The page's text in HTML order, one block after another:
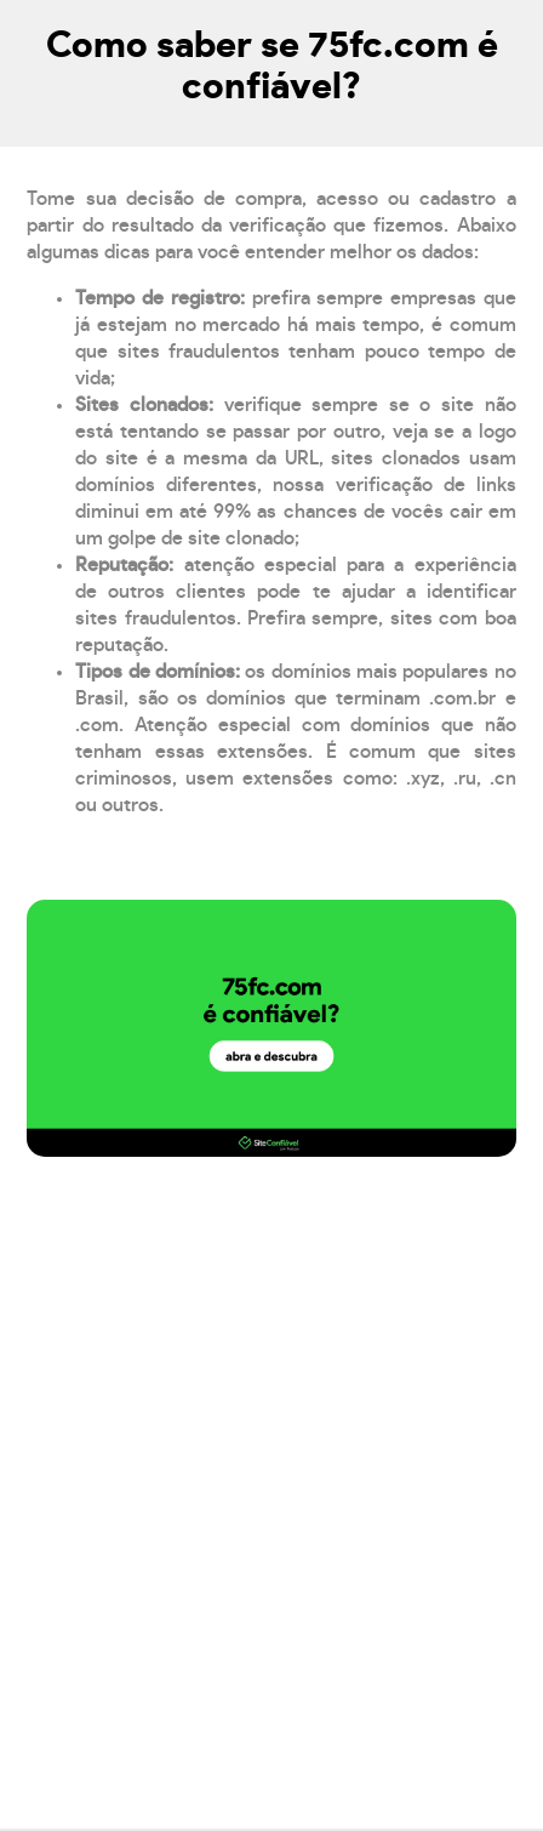
Como saber se 75fc.com é
confiável?
Tome sua decisão de compra, acesso ou cadastro a
partir do resultado da verificação que fizemos. Abaixo
algumas dicas para você entender melhor os dados:
Tempo de registro: prefira sempre empresas que
já estejam no mercado há mais tempo, é comum
que sites fraudulentos tenham pouco tempo de
vida;
Sites clonados: verifique sempre se o site não
está tentando se passar por outro, veja se a logo
do site é a mesma da URL, sites clonados usam
domínios diferentes, nossa verificação de links
diminui em até 99% as chances de vocês cair em
um golpe de site clonado;
Reputação: atenção especial para a experiência
de outros clientes pode te ajudar a identificar
sites fraudulentos. Prefira sempre, sites com boa
reputação.
Tipos de domínios:os domínios mais populares no
Brasil, são os domínios que terminam .com.br e
.com. Atenção especial com domínios que não
tenham essas extensões. É comum que sites
criminosos, usem extensões como: .xyz, .ru, .cn
ou outros.